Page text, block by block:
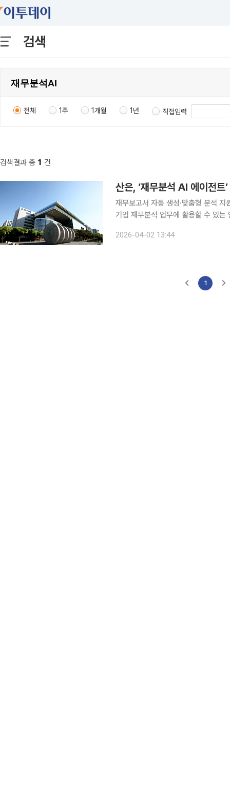
검색
전체 1주 1개월 1년 직접입력
검색결과 총 1 건
산은, ‘재무분석 AI 에이전
재무보고서 자동 생성·맞춤형 분석 지원…금
기업 재무분석 업무에 활용할 수 있
2026-04-02 13:44
1